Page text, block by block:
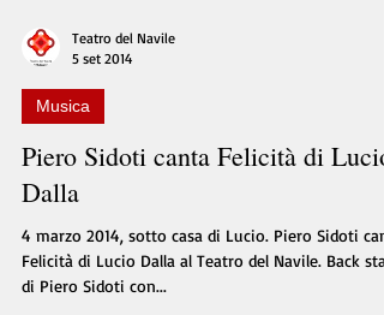
Teatro del Navile
5 set 2014
Musica
Piero Sidoti canta Felicità di Lucio
Dalla
4 marzo 2014, sotto casa di Lucio. Piero Sidoti
Felicità di Lucio Dalla al Teatro del Navile. Back
di Piero Sidoti con...